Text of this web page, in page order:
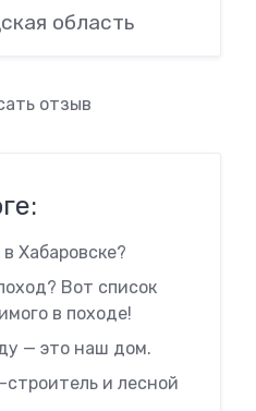
область
отзыв
Хабаровске?
Вот список
в походе!
— это наш дом.
и лесной